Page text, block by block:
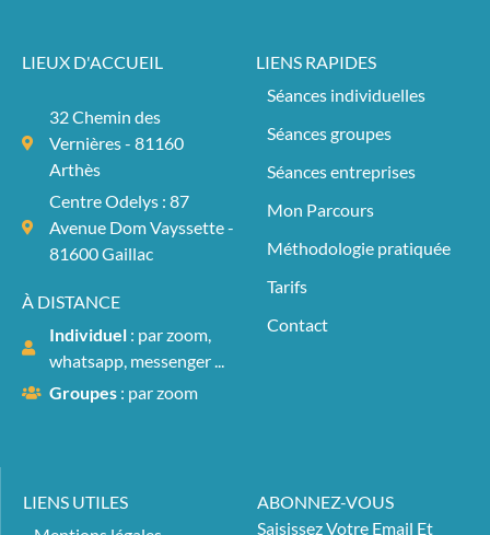
LIEUX D'ACCUEIL
32 Chemin des
Vernières - 81160
Arthès
Centre Odelys : 87
Avenue Dom Vayssette -
81600 Gaillac
À DISTANCE
Individuel: par zoom,
whatsapp, messenger ...
Groupes: par zoom
LIENS RAPIDES
Séances individuelles
Séances groupes
Séances entreprises
Mon Parcours
Méthodologie pratiquée
Tarifs
Contact
LIENS UTILES
ABONNEZ-VOUS
Saisissez Votre Email Et